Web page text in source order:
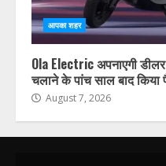
आपका शहर
Ola Electric अपनाएगी
चलाने के पांच साल बाद
August 7, 2026